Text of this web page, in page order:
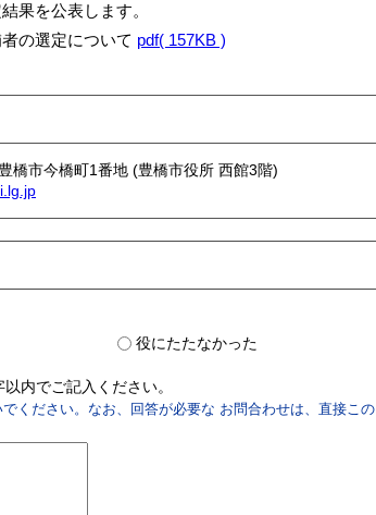
果を公表します。
の選定について pdf( 157KB )
橋市今橋町1番地 (豊橋市役所 西館3階)
役にたたなかった
内でご記入ください。
ください。なお、回答が必要な お問合わせは、直接この